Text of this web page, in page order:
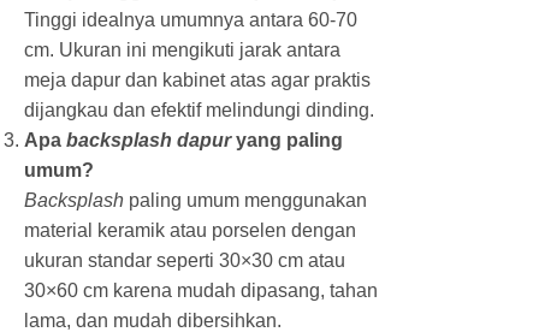
Tinggi idealnya umumnya antara 60-70
cm. Ukuran ini mengikuti jarak antara
meja dapur dan kabinet atas agar praktis
dijangkau dan efektif melindungi dinding.
Apa backsplash dapuryang paling
umum?
Backsplash paling umum menggunakan
material keramik atau porselen dengan
ukuran standar seperti 30×30 cm atau
30×60 cm karena mudah dipasang, tahan
lama, dan mudah dibersihkan.